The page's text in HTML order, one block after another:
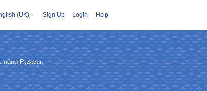
(UK) Sign Up Login Help
năng Pasteur,